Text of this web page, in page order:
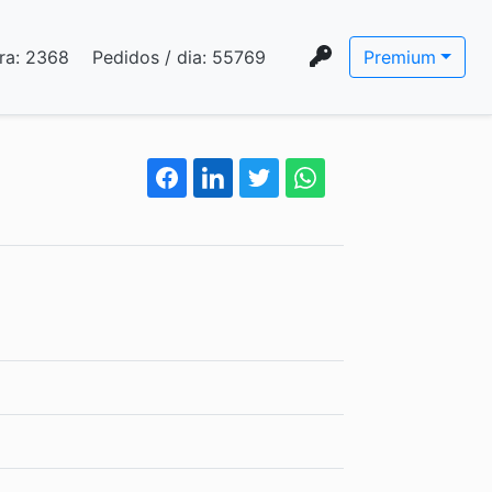
2368 Pedidos / dia: 55769 Premium